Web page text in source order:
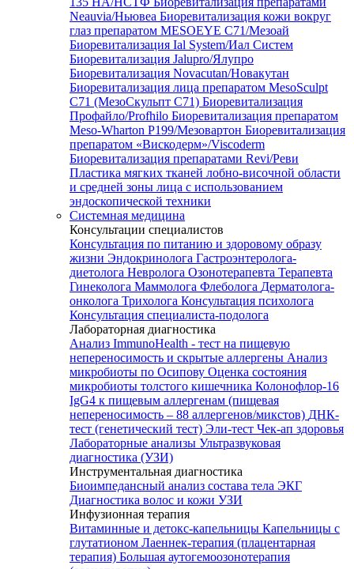
Neauvia/Ньювеа Биоревитализация кожи вокруг
глаз препаратом MESOEYE C71/Мезоай
Биоревитализация Ial System/Иал Систем
Биоревитализация Jalupro/Ялупро
Биоревитализация Novacutan/Новакутан
Биоревитализация лица препаратом MesoSculpt
C71 (МезоСкульпт С71) Биоревитализация
Профайло/Profhilo Биоревитализация препаратом
Meso-Wharton P199/Мезовартон Биоревитализация
препаратом «Вискодерм»/Viscoderm
Биоревитализация препаратами Revi/Реви
Пластика мягких тканей лобно-височной области
и средней зоны лица с использованием
эндоскопической техники
Системная медицина
Консультации специалистов
Консультация по питанию и здоровому образу
жизни Эндокринолога Гастроэнтеролога-
диетолога Невролога Озонотерапевта Терапевта
Гинеколога Маммолога Флеболога Дерматолога-
онколога Трихолога Консультация психолога
Консультация специалиста-подолога
Лабораторная диагностика
Анализ ImmunoHealth - тест на пищевую
непереносимость и скрытые аллергены Анализ
микробиоты по Осипову Оценка состояния
микробиоты толстого кишечника Колонофлор-16
IgG4 к пищевым аллергенам (пищевая
непереносимость – 88 аллергенов/микстов) ДНК-
тест (генетический тест) Эли-тест Чек-ап здоровья
Лабораторные анализы Ультразвуковая
диагностика (УЗИ)
Инструментальная диагностика
Биоимпедансный анализ состава тела ЭКГ
Диагностика волос и кожи УЗИ
Инфузионная терапия
Витаминные и детокс-капельницы Капельницы с
глутатионом Лаеннек-терапия (плацентарная
терапия) Большая аутогемоозонотерапия